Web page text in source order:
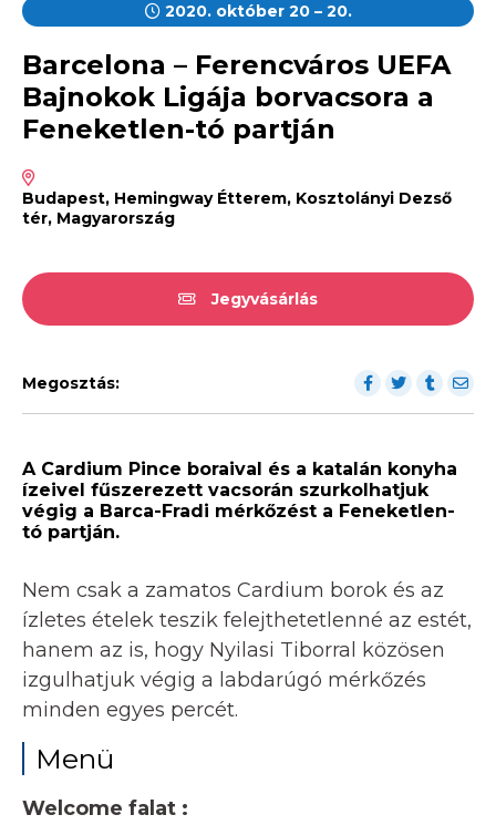
2020. október 20 – 20.
Barcelona – Ferencváros UEFA
Bajnokok Ligája borvacsora a
Feneketlen-tó partján
Budapest, Hemingway Étterem, Kosztolányi Dezső
tér, Magyarország
Jegyvásárlás
Megosztás:
A Cardium Pince boraival és a katalán konyha
ízeivel fűszerezett vacsorán szurkolhatjuk
végig a Barca-Fradi mérkőzést a Feneketlen-
tó partján.
Nem csak a zamatos Cardium borok és az
ízletes ételek teszik felejthetetlenné az estét,
hanem az is, hogy Nyilasi Tiborral közösen
izgulhatjuk végig a labdarúgó mérkőzés
minden egyes percét.
Menü
Welcome falat :